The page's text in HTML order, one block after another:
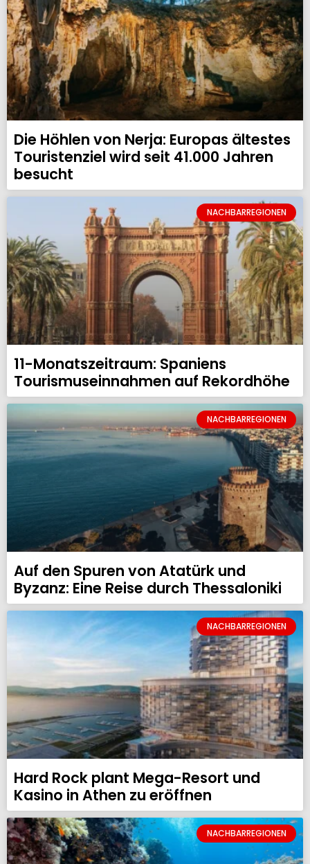
Die Höhlen von Nerja: Europas ältestes
Touristenziel wird seit 41.000 Jahren
besucht
NACHBARREGIONEN
11-Monatszeitraum: Spaniens
Tourismuseinnahmen auf Rekordhöhe
NACHBARREGIONEN
Auf den Spuren von Atatürk und
Byzanz: Eine Reise durch Thessaloniki
NACHBARREGIONEN
Hard Rock plant Mega-Resort und
Kasino in Athen zu eröffnen
NACHBARREGIONEN